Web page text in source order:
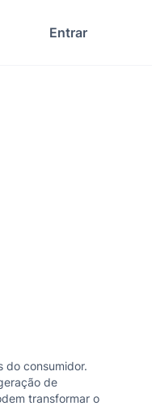
Entrar
do consumidor.
de
transformar o